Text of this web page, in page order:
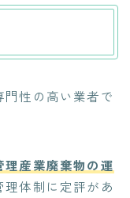
性の高い業者で
理産業廃棄物の運
理体制に定評があ